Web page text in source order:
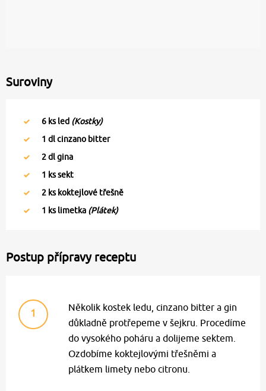
Suroviny
6 ks led (Kostky)
1 dl cinzano bitter
2dl gina
1 ks sekt
2 ks koktejlové třešně
1 ks limetka (Plátek)
Postup přípravy receptu
1
Několik kostek ledu, cinzano bitter a gin
důkladně protřepeme v šejkru. Procedíme
do vysokého poháru a dolijeme sektem.
Ozdobíme koktejlovými třešněmi a
plátkem limety nebo citronu.